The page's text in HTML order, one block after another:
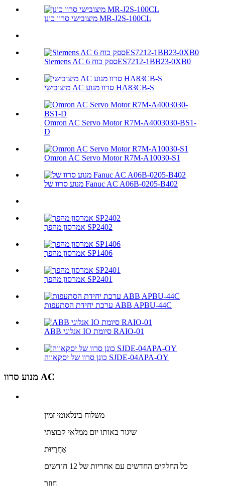
מיצובישי סרוו כונן MR-J2S-100CL
Siemens AC ספק כוח 6ES7212-1BB23-0XB0
מיצובישי AC סרוו מנוע HA83CB-S
Omron AC Servo Motor R7M-A4003030-BS1-
D
Omron AC Servo Motor R7M-A10030-S1
מנוע סרוו של Fanuc AC A06B-0205-B402
אמרסון מהפך SP2402
אמרסון מהפך SP1406
אמרסון מהפך SP2401
ערכת יחידת הסתעפות ABB APBU-44C
ABB אנלוגי IO סיומת RAIO-01
כונן סרוו של יסקאווה SJDE-04APA-OY
מנוע סרוו AC
משלוח בינלאומי זמין
שיגור באותו יום ממלאי קבוצתי
אַחֲרָיוּת
כל החלקים החדשים עם אחריות של 12 חודשים
חוזר